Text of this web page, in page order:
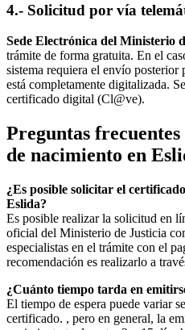
4.- Solicitud por vía
Sede Electrónica del Ministerio
trámite de forma gratuita. En el
sistema requiera el envío
está completamente digitalizada.
certificado digital (Cl@ve).
Preguntas
de nacimiento en
¿Es posible solicitar el
Eslida?
Es posible realizar la solicitud en
oficial del Ministerio de Justicia
especialistas en el trámite con el
recomendación es realizarlo a
¿Cuánto tiempo tarda en
El tiempo de espera puede variar
certificado. , pero en general, la